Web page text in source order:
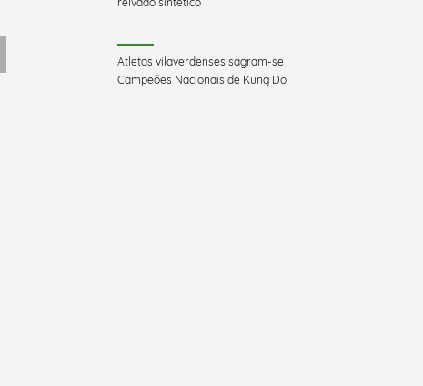
Atletas vilaverdenses sagram-se
Campeões Nacionais de Kung Do